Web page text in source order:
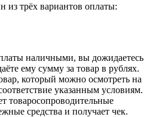
из трёх вариантов оплаты:
наличными, вы дожидаетесь
ему сумму за товар в рублях.
который можно осмотреть на
указанным условиям.
товаросопроводительные
средства и получает чек.